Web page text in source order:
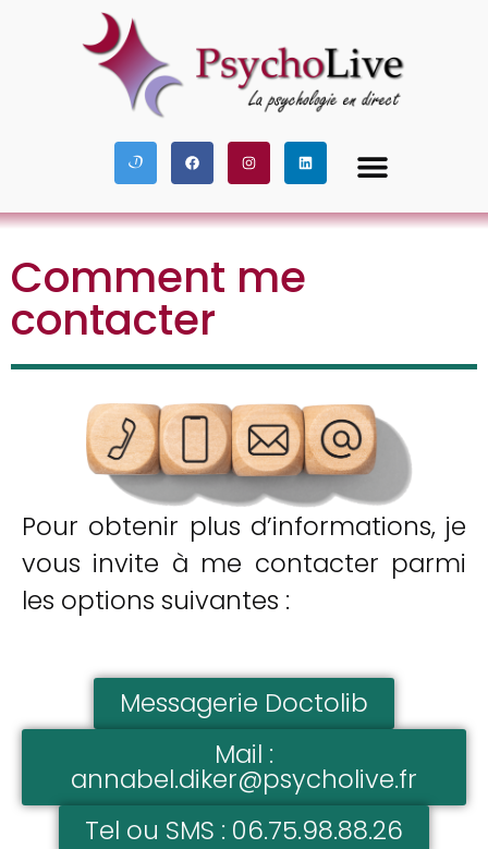
Comment me
contacter
Pour obtenir plus d’informations, je
vous invite à me contacter parmi
les options suivantes :
Messagerie Doctolib
Mail :
annabel.diker@psycholive.fr
Tel ou SMS : 06.75.98.88.26